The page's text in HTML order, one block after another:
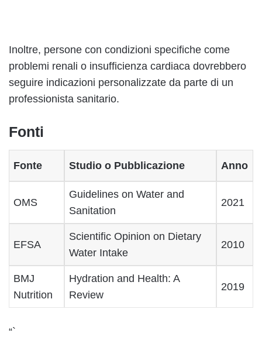
Inoltre, persone con condizioni specifiche come
problemi renali o insufficienza cardiaca dovrebbero
seguire indicazioni personalizzate da parte di un
professionista sanitario.
Fonti
Fonte Studio o Pubblicazione Anno
OMS
Guidelines on Water and
Sanitation
2021
EFSA
Scientific Opinion on Dietary
Water Intake
2010
BMJ
Nutrition
Hydration and Health: A
Review
2019
“`